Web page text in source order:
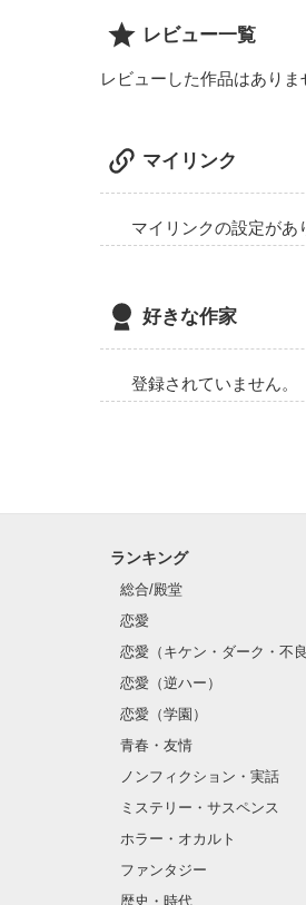
レビュー一覧
レビューした作品はありま
マイリンク
マイリンクの設定があ
好きな作家
登録されていません。
ランキング
総合/殿堂
恋愛
恋愛（キケン・ダーク・不良
恋愛（逆ハー）
恋愛（学園）
青春・友情
ノンフィクション・実話
ミステリー・サスペンス
ホラー・オカルト
ファンタジー
歴史・時代